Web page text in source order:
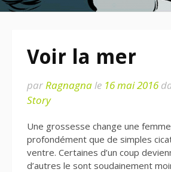
Voir la mer
parRagnagnale 16 mai 2016
Story
Une grossesse change une
profondément que de simples
ventre. Certaines d’un coup
d’autres le sont soudainement